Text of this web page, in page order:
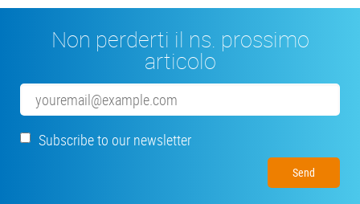
Non perderti il ns. prossimo
articolo
Email
Subscribe to our newsletter